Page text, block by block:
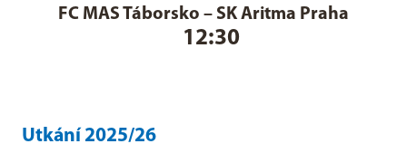
FC MAS Táborsko – SK Aritma Praha
12:30
Utkání 2025/26